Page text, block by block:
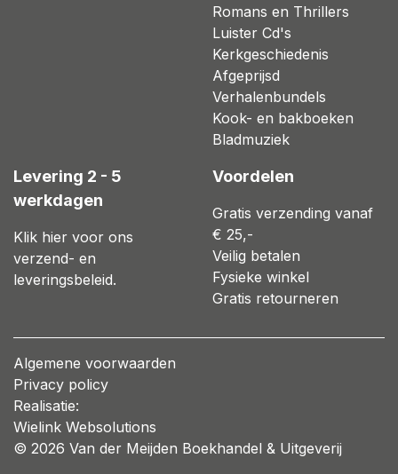
Romans en Thrillers
Luister Cd's
Kerkgeschiedenis
Afgeprijsd
Verhalenbundels
Kook- en bakboeken
Bladmuziek
Levering 2 - 5
werkdagen
Klik hier voor ons
verzend- en
leveringsbeleid.
Voordelen
Gratis verzending vanaf
€ 25,-
Veilig betalen
Fysieke winkel
Gratis retourneren
Algemene voorwaarden
Privacy policy
Realisatie:
Wielink Websolutions
© 2026 Van der Meijden Boekhandel & Uitgeverij